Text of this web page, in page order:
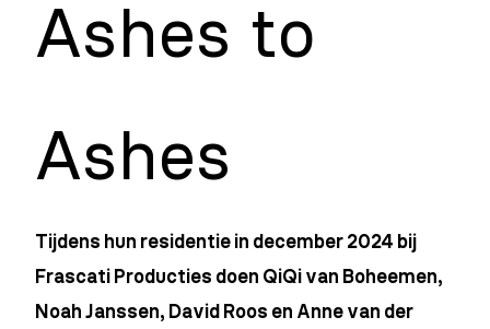
Ashes to
Ashes
Tijdens hun residentie in december 2024 bij
Frascati Producties doen QiQi van Boheemen,
Noah Janssen, David Roos en Anne van der